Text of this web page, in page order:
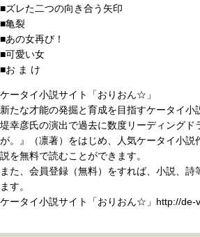
■ズレた二つの向き合う矢印
■亀裂
■あの女再び！
■可愛い女
■お ま け
ケータイ小説サイト「おりおん☆」
新たな才能の発掘と育成を目指すケータイ小
堤幸彦氏の演出で過去に数度リーディングド
が。』（凛著）をはじめ、人気ケータイ小説
説を無料で読むことができます。
また、会員登録（無料）をすれば、小説、詩
ます。
ケータイ小説サイト「おりおん☆」http://de-